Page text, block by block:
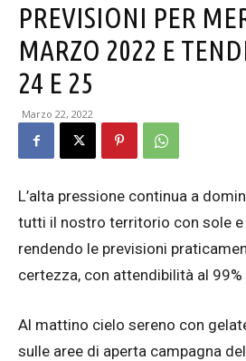
PREVISIONI PER
MARZO 2022 E
24 E 25
Marzo 22, 2022
L’alta pressione continua a
tutti il nostro territorio con sole e
rendendo le previsioni
certezza, con attendibilità al
Al mattino cielo sereno con
sulle aree di aperta campagna